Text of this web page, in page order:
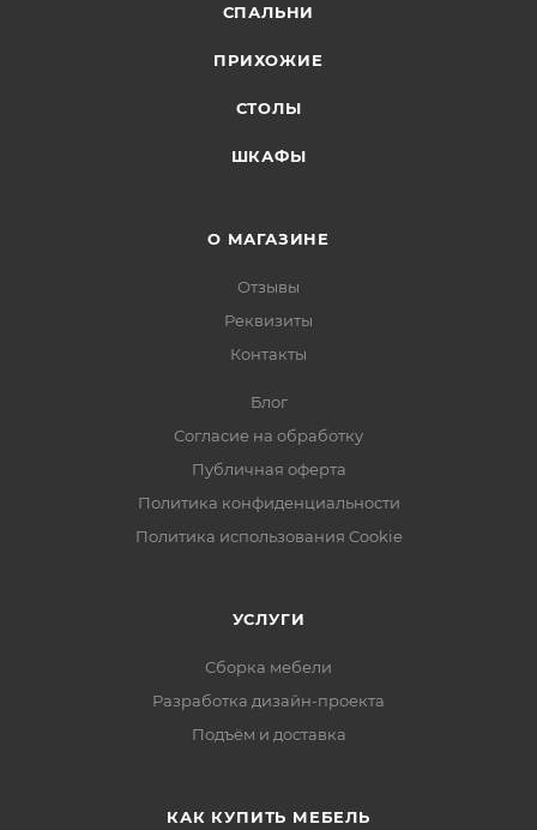
СПАЛЬНИ
ПРИХОЖИЕ
СТОЛЫ
ШКАФЫ
О МАГАЗИНЕ
Отзывы
Реквизиты
Контакты
Блог
Согласие на обработку
Публичная оферта
Политика конфиденциальности
Политика использования Cookie
УСЛУГИ
Сборка мебели
Разработка дизайн-проекта
Подъём и доставка
КАК КУПИТЬ МЕБЕЛЬ